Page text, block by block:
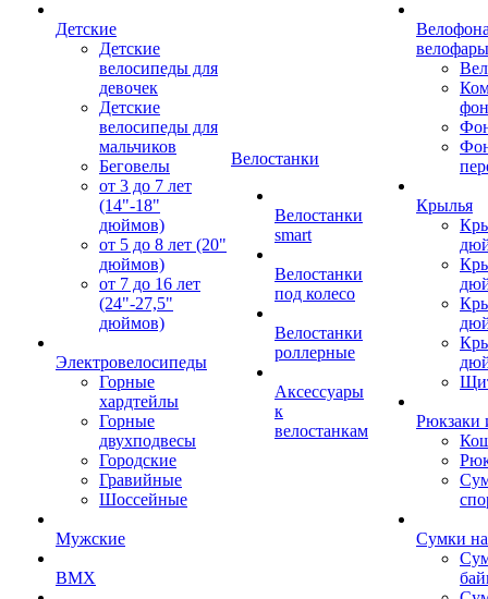
Детские
Детские
велосипеды для
девочек
Детские
велосипеды для
мальчиков
Беговелы
от 3 до 7 лет
(14"-18"
дюймов)
от 5 до 8 лет (20"
дюймов)
от 7 до 16 лет
(24"-27,5"
дюймов)
Электровелосипеды
Горные
хардтейлы
Горные
двухподвесы
Городские
Гравийные
Шоссейные
Мужские
BMX
Велостанки
Велостанки
smart
Велостанки
под колесо
Велостанки
роллерные
Аксессуары
к
велостанкам
велофары
Крылья
Рюкзаки
Сумки